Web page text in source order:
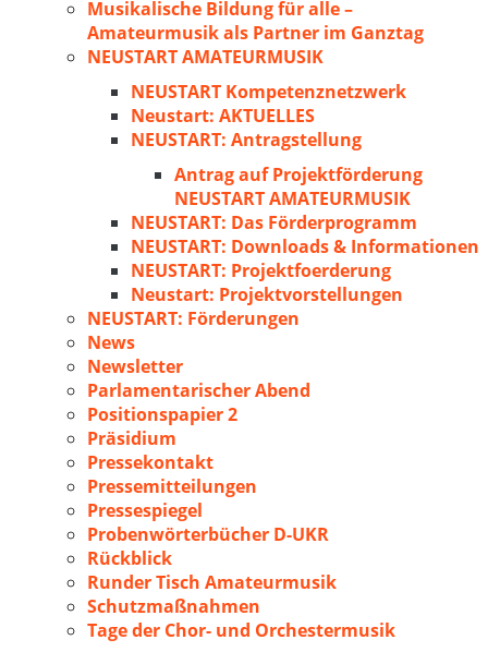
Musikalische Bildung für alle –
Amateurmusik als Partner im Ganztag
NEUSTART AMATEURMUSIK
NEUSTART Kompetenznetzwerk
Neustart: AKTUELLES
NEUSTART: Antragstellung
Antrag auf Projektförderung
NEUSTART AMATEURMUSIK
NEUSTART: Das Förderprogramm
NEUSTART: Downloads & Informationen
NEUSTART: Projektfoerderung
Neustart: Projektvorstellungen
NEUSTART: Förderungen
News
Newsletter
Parlamentarischer Abend
Positionspapier 2
Präsidium
Pressekontakt
Pressemitteilungen
Pressespiegel
Probenwörterbücher D-UKR
Rückblick
Runder Tisch Amateurmusik
Schutzmaßnahmen
Tage der Chor- und Orchestermusik